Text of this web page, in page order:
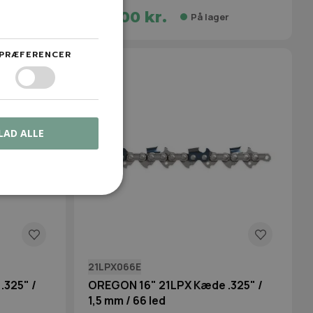
195,00 kr. På lager
/
21LPX066E
OREGON 16" 21LPX Kæde .325" /
1,5 mm / 66 led
PRÆFERENCER
ALLE